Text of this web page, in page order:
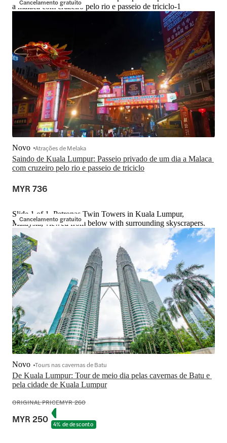
Cancelamento gratuito
a malaca com cruzeiro pelo rio e passeio de triciclo-1
Saindo de Kuala Lumpur: Passeio privado de um dia a Malaca
com cruzeiro pelo rio e passeio de triciclo
Novo Atrações de Melaka
MYR 736
Cancelamento gratuito
Slide 1 of 1, Petronas Twin Towers in Kuala Lumpur,
Malaysia, viewed from below with surrounding skyscrapers.
De Kuala Lumpur: Tour de meio dia pelas cavernas de Batu e
pela cidade de Kuala Lumpur
Novo Tours nas cavernas de Batu
ORIGINAL PRICEMYR 260
MYR 250 4% de desconto